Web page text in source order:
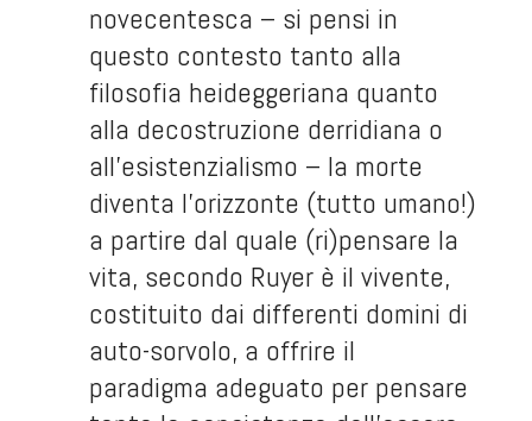
novecentesca – si pensi in
questo contesto tanto alla
filosofia heideggeriana quanto
alla decostruzione derridiana o
all’esistenzialismo – la morte
diventa l’orizzonte (tutto umano!)
a partire dal quale (ri)pensare la
vita, secondo Ruyer è il vivente,
costituito dai differenti domini di
auto-sorvolo, a offrire il
paradigma adeguato per pensare